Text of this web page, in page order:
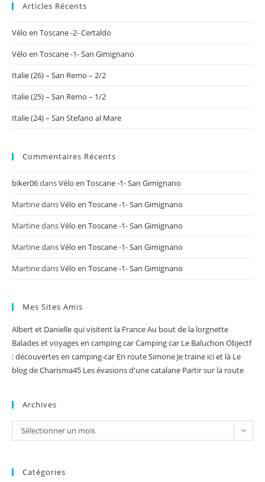
Articles Récents
Vélo en Toscane -2- Certaldo
Vélo en Toscane -1- San Gimignano
Italie (26) – San Remo – 2/2
Italie (25) – San Remo – 1/2
Italie (24) – San Stefano al Mare
Commentaires Récents
biker06dansVélo en Toscane -1- San Gimignano
MartinedansVélo en Toscane -1- San Gimignano
MartinedansVélo en Toscane -1- San Gimignano
MartinedansVélo en Toscane -1- San Gimignano
MartinedansVélo en Toscane -1- San Gimignano
Mes Sites Amis
Albert et Danielle qui visitent la FranceAu bout de la lorgnette
Balades et voyages en camping carCamping car Le Baluchon Objectf
: découvertes en camping-car En route Simone Je traine ici et là Le
blog de Charisma45 Les évasions d'une catalane Partir sur la route
Archives
Archives
Sélectionner un mois
Catégories